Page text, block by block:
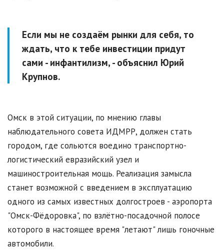
Если мы не создаём рынки для себя, то
ждать, что к тебе инвестиции придут
сами - инфантилизм, - объяснил Юрий
Крупнов.
Омск в этой ситуации, по мнению главы
наблюдательного совета ИДМРР, должен стать
городом, где сольются воедино транспортно-
логистический евразийский узел и
машиностроительная мощь. Реализация замысла
станет возможной с введением в эксплуатацию
одного из самых известных долгостроев - аэропорта
"Омск-Фёдоровка", по взлётно-посадочной полосе
которого в настоящее время "летают" лишь гоночные
автомобили.